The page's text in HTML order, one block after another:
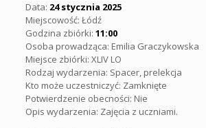
Data: 24 stycznia 2025
Miejscowość: Łódź
Godzina zbiórki: 11:00
Osoba prowadząca: Emilia Graczykowska
Miejsce zbiórki: XLIV LO
Rodzaj wydarzenia: Spacer, prelekcja
Kto może uczestniczyć: Zamknięte
Potwierdzenie obecności: Nie
Opis wydarzenia: Zajęcia z uczniami.